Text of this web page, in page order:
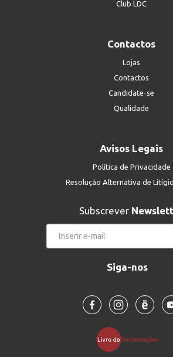
Club LDC
Contactos
Lojas
Contactos
Candidate-se
Qualidade
Avisos Legais
Política de Privacidade
Resolução Alternativa de
Subscrever
Siga-nos